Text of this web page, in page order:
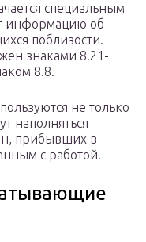
специальным
информацию об
поблизости.
знаками 8.21-
8.8.
не только
наполняться
прибывших в
с работой.